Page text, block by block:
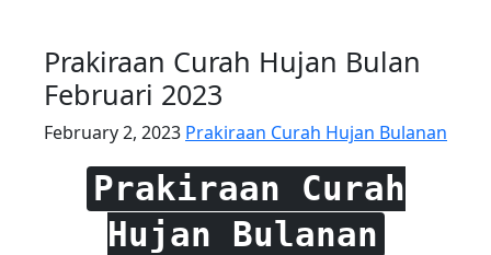
Prakiraan Curah Hujan Bulan
Februari 2023
February 2, 2023 Prakiraan Curah Hujan Bulanan
Prakiraan Curah
Hujan Bulanan